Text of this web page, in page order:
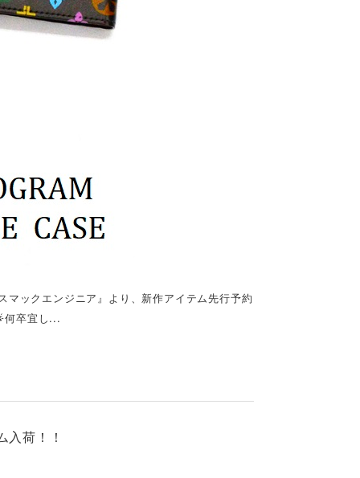
ックエンジニア』より、新作アイテム先行予約
何卒宜し...
入荷！！